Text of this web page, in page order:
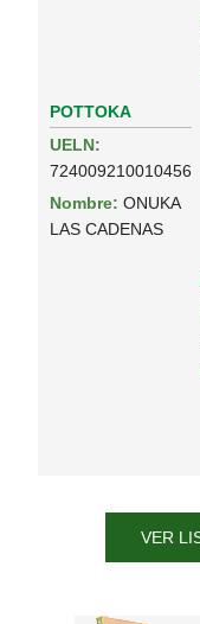
POTTOKA
UELN:
724009210010456
Nombre: ONUKA
LAS CADENAS
VER